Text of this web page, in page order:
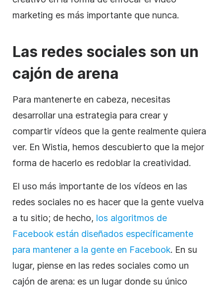
marketing es más importante que nunca.
Las redes sociales son un
cajón de arena
Para mantenerte en cabeza, necesitas
desarrollar una estrategia para crear y
compartir vídeos que la gente realmente quiera
ver. En Wistia, hemos descubierto que la mejor
forma de hacerlo es redoblar la creatividad.
El uso más importante de los vídeos en las
redes sociales no es hacer que la gente vuelva
a tu sitio; de hecho, los algoritmos de
Facebook están diseñados específicamente
para mantener a la gente en Facebook. En su
lugar, piense en las redes sociales como un
cajón de arena: es un lugar donde su único